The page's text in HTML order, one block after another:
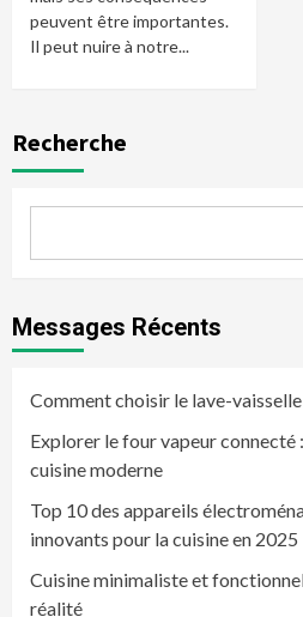
peuvent être importantes.
Il peut nuire à notre...
Recherche
Messages Récents
Comment choisir le lave-
Explorer le four vapeur connecté
cuisine moderne
Top 10 des appareils
innovants pour la cuisine en 2025
Cuisine minimaliste et
réalité